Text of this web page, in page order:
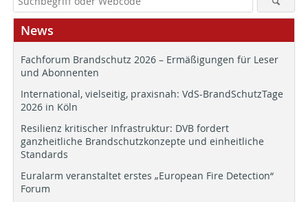
News
Fachforum Brandschutz 2026 – Ermäßigungen für Leser
und Abonnenten
International, vielseitig, praxisnah: VdS-BrandSchutzTage
2026 in Köln
Resilienz kritischer Infrastruktur: DVB fordert
ganzheitliche Brandschutzkonzepte und einheitliche
Standards
Euralarm veranstaltet erstes „European Fire Detection“
Forum